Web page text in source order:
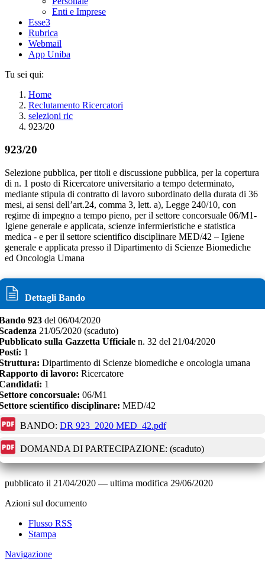
Enti e Imprese
Esse3
Rubrica
Webmail
App Uniba
Tu sei qui:
Home
Reclutamento Ricercatori
selezioni ric
923/20
923/20
Selezione pubblica, per titoli e discussione pubblica, per la copertura
di n. 1 posto di Ricercatore universitario a tempo determinato,
mediante stipula di contratto di lavoro subordinato della durata di 36
mesi, ai sensi dell’art.24, comma 3, lett. a), Legge 240/10, con
regime di impegno a tempo pieno, per il settore concorsuale 06/M1-
Igiene generale e applicata, scienze infermieristiche e statistica
medica - e per il settore scientifico disciplinare MED/42 – Igiene
generale e applicata presso il Dipartimento di Scienze Biomediche
ed Oncologia Umana
Dettagli Bando
923 del 06/04/2020
21/05/2020 (scaduto)
sulla Gazzetta Ufficiale n. 32 del 21/04/2020
1
Dipartimento di Scienze biomediche e oncologia umana
di lavoro: Ricercatore
1
concorsuale: 06/M1
scientifico disciplinare: MED/42
BANDO: DR 923_2020 MED_42.pdf
DOMANDA DI PARTECIPAZIONE: (scaduto)
pubblicato il 21/04/2020 — ultima modifica 29/06/2020
Azioni sul documento
Flusso RSS
Stampa
Navigazione